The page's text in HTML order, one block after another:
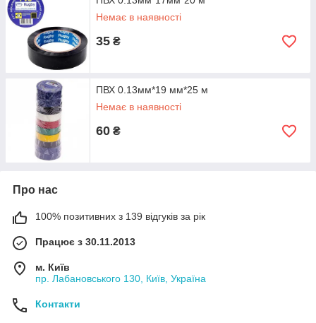
Немає в наявності
35 ₴
ПВХ 0.13мм*19 мм*25 м
Немає в наявності
60 ₴
Про нас
100% позитивних з 139 відгуків за рік
Працює з 30.11.2013
м. Київ
пр. Лабановського 130, Київ, Україна
Контакти